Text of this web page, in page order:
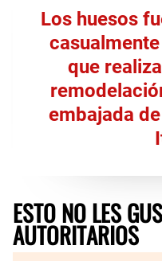
Los huesos
que
embajada
ESTO NO LES
AUTORITARIOS